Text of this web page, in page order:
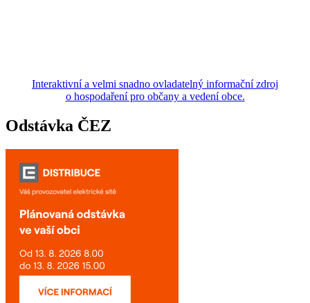
Interaktivní a velmi snadno ovladatelný informační zdroj
o hospodaření pro občany a vedení obce.
Odstávka ČEZ